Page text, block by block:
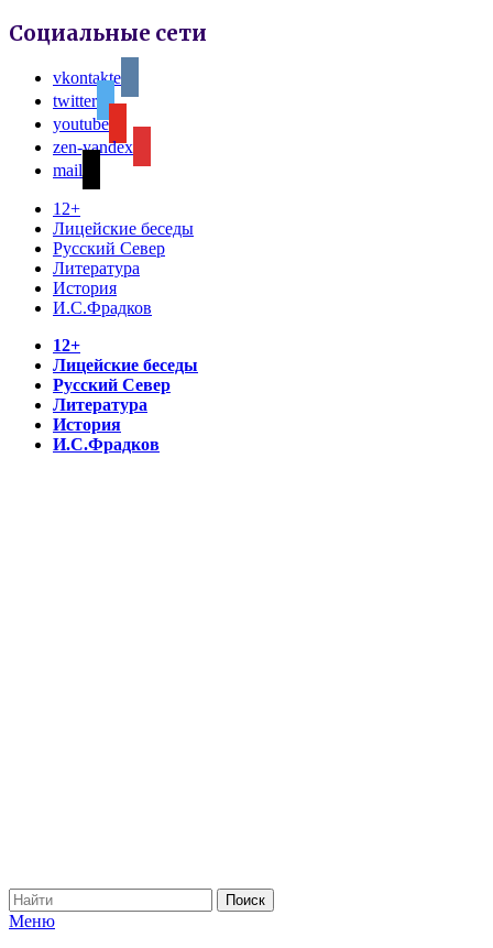
Социальные сети
vkontakte
twitter
youtube
zen-yandex
mail
12+
Лицейские беседы
Русский Север
Литература
История
И.С.Фрадков
12+
Лицейские беседы
Русский Север
Литература
История
И.С.Фрадков
Меню